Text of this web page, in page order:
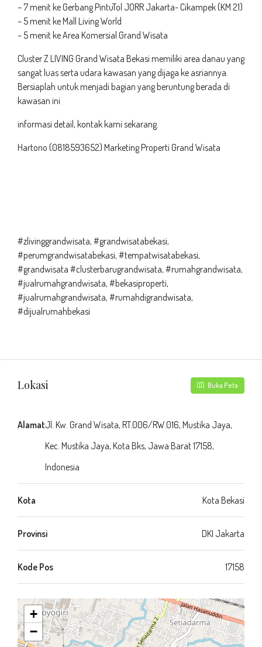
– 7 menit ke Gerbang PintuTol JORR Jakarta- Cikampek (KM 21)
– 5 menit ke Mall Living World
– 5 menit ke Area Komersial Grand Wisata
Cluster Z LIVING Grand Wisata Bekasi memiliki area danau yang
sangat luas serta udara kawasan yang dijaga ke asriannya.
Bersiaplah untuk menjadi bagian yang beruntung berada di
kawasan ini
informasi detail, kontak kami sekarang.
Hartono (0818593652) Marketing Properti Grand Wisata
#zlivinggrandwisata, #grandwisatabekasi,
#perumgrandwisatabekasi, #tempatwisatabekasi,
#grandwisata #clusterbarugrandwisata, #rumahgrandwisata,
#jualrumahgrandwisata, #bekasiproperti,
#jualrumahgrandwisata, #rumahdigrandwisata,
#dijualrumahbekasi
Lokasi Buka Peta
AlamatJl. Kw. Grand Wisata, RT.006/RW.016, Mustika Jaya,
Kec. Mustika Jaya, Kota Bks, Jawa Barat 17158,
Indonesia
Kota Kota Bekasi
Provinsi DKI Jakarta
Kode Pos 17158
+
−